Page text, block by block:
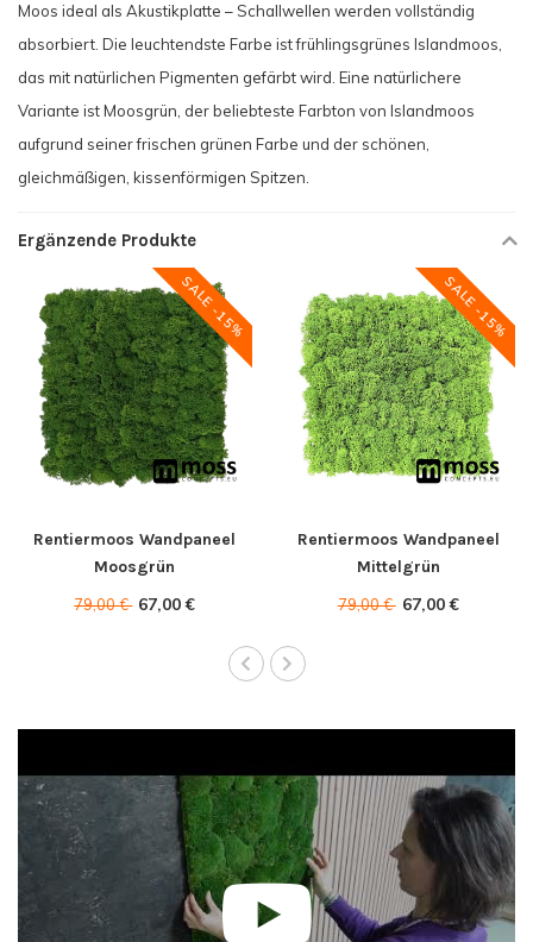
Moos ideal als Akustikplatte – Schallwellen werden vollständig
absorbiert. Die leuchtendste Farbe ist frühlingsgrünes Islandmoos,
das mit natürlichen Pigmenten gefärbt wird. Eine natürlichere
Variante ist Moosgrün, der beliebteste Farbton von Islandmoos
aufgrund seiner frischen grünen Farbe und der schönen,
gleichmäßigen, kissenförmigen Spitzen.
Ergänzende Produkte
SALE -15%
Rentiermoos Wandpaneel
Moosgrün
79,00 € 67,00 €
SALE -15%
Rentiermoos Wandpaneel
Mittelgrün
79,00 € 67,00 €